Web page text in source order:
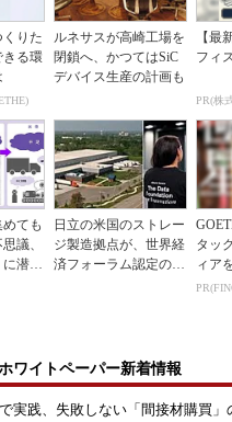
くりた
きる環
ルネサスが高崎工場を
閉鎖へ、かつてはSiC
デバイス生産の計画も
【最
フィ
ても
議、
に潜む
日立の米国のストレー
ジ製造拠点が、世界経
済フォーラム認定の先
タッ
ィア
ワイトペーパー新着情報
実践、失敗しない「間接材購買」